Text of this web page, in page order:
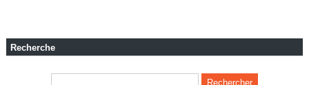
Recherche